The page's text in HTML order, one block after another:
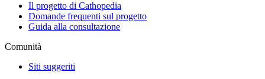
Il progetto di Cathopedia
Domande frequenti sul progetto
Guida alla consultazione
Comunità
Siti suggeriti